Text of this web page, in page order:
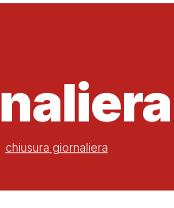
chiusura giornaliera